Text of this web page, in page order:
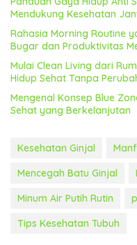
Mendukung Kesehatan
Rahasia Morning Routine
Bugar dan Produktivitas
Mulai Clean Living dari
Hidup Sehat Tanpa
Mengenal Konsep Blue
Sehat yang Berkelanjutan
Kesehatan Ginjal
Mencegah Batu Ginjal
Minum Air Putih Rutin
Tips Kesehatan Tubuh